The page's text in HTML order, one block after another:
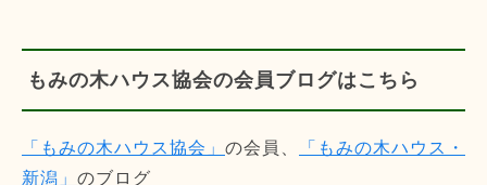
もみの木ハウス協会の会員ブログはこちら
「もみの木ハウス協会」 の会員、
「もみの木ハウス・
新潟」 のブログ